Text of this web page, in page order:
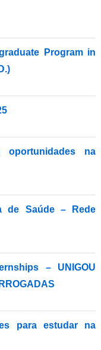
Program in
oportunidades na
de Saúde – Rede
– UNIGOU
para estudar na